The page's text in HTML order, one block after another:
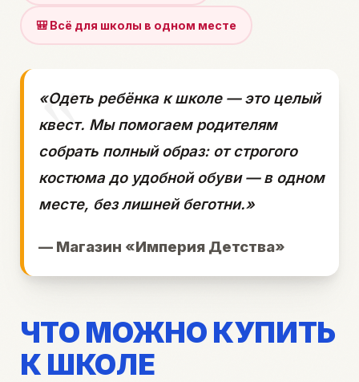
🎒 Всё для школы в одном месте
«Одеть ребёнка к школе — это целый
квест. Мы помогаем родителям
собрать полный образ: от строгого
костюма до удобной обуви — в одном
месте, без лишней беготни.»
— Магазин «Империя Детства»
ЧТО МОЖНО КУПИТЬ
К ШКОЛЕ